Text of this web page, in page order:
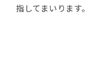
指してまいります。